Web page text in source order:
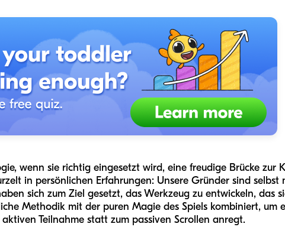
wenn sie richtig eingesetzt wird, eine freudige Brücke zur
in persönlichen Erfahrungen: Unsere Gründer sind selbst
sich zum Ziel gesetzt, das Werkzeug zu entwickeln, das
Methodik mit der puren Magie des Spiels kombiniert, um
Teilnahme statt zum passiven Scrollen anregt.